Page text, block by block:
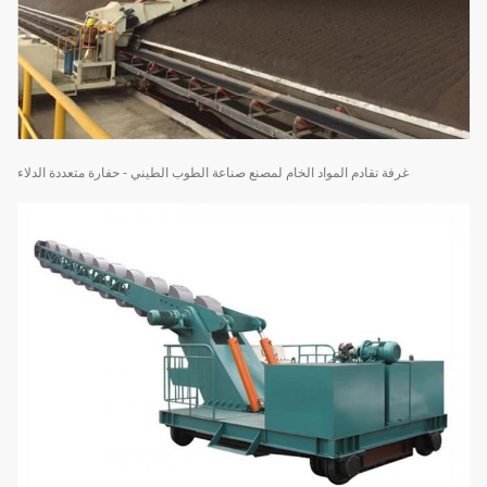
غرفة تقادم المواد الخام لمصنع صناعة الطوب الطيني - حفارة متعددة الدلاء